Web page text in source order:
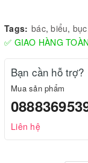
Tags: bác,biểu, bục
✅ GIAO HÀNG
Bạn cần hỗ trợ?
Mua sản phẩm
Liên hệ